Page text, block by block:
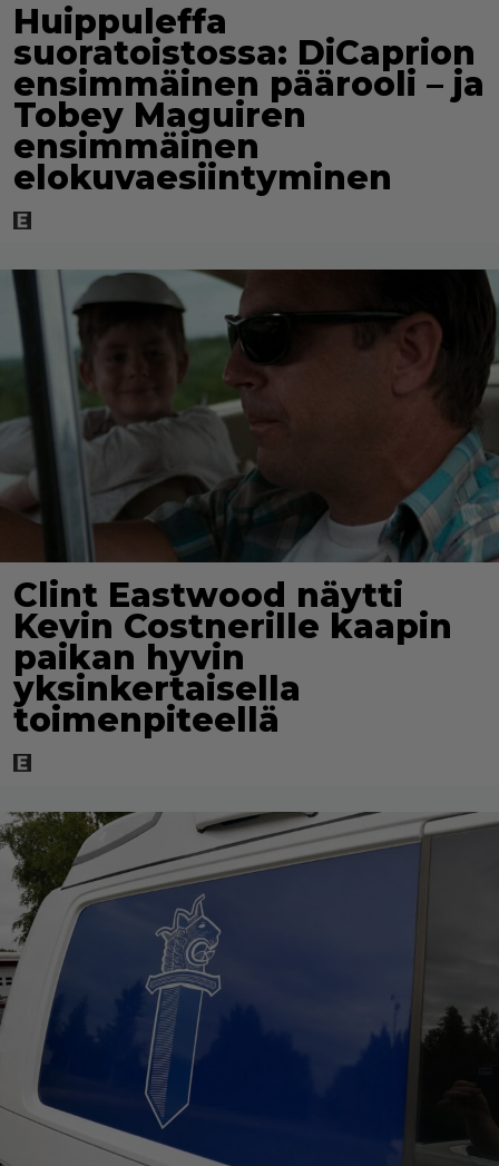
Huippuleffa
suoratoistossa: DiCaprion
ensimmäinen päärooli – ja
Tobey Maguiren
ensimmäinen
elokuvaesiintyminen
Clint Eastwood näytti
Kevin Costnerille kaapin
paikan hyvin
yksinkertaisella
toimenpiteellä